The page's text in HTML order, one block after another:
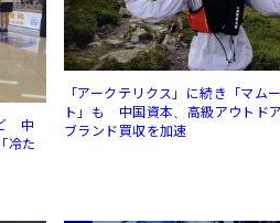
中
冷た
「アークテリクス」に続き「マム
ト」も 中国資本、高級アウトド
ブランド買収を加速